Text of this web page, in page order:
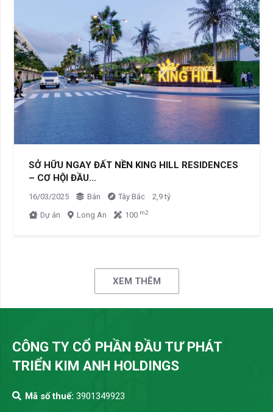
SỞ HỮU NGAY ĐẤT NỀN KING HILL RESIDENCES
– CƠ HỘI ĐẦU…
16/03/2025 Bán Tây Bắc
2,9 tỷ
Dự án
Long An 100 m2
XEM THÊM
CÔNG TY CỔ PHẦN ĐẦU TƯ PHÁT
TRIỂN KIM ANH HOLDINGS
Mã số thuế: 3901349923